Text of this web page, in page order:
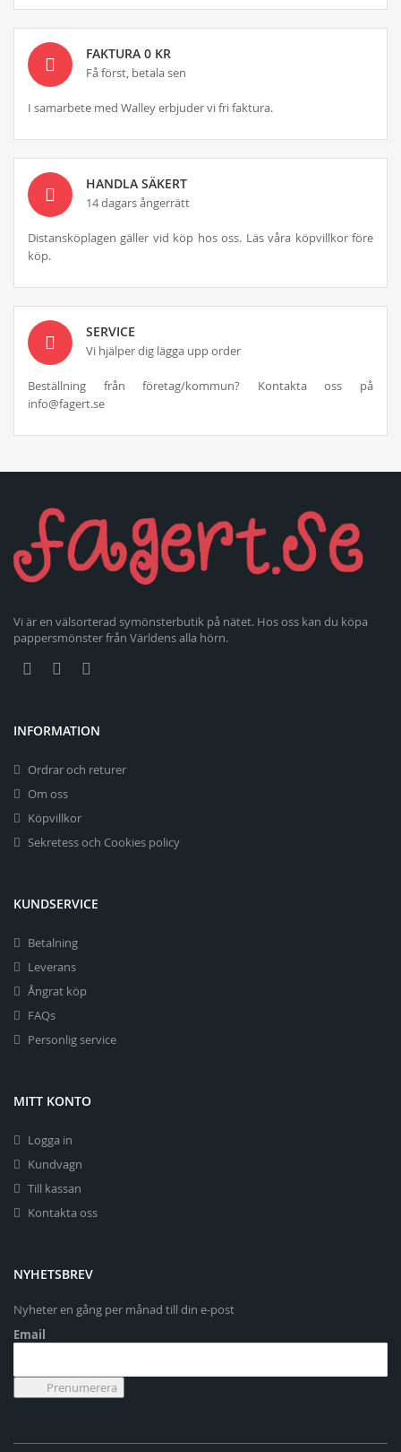
FAKTURA 0 KR
Få först, betala sen
I samarbete med Walley erbjuder vi fri faktura.
HANDLA SÄKERT
14 dagars ångerrätt
Distansköplagen gäller vid köp hos oss. Läs våra köpvillkor före
köp.
SERVICE
Vi hjälper dig lägga upp order
Beställning från företag/kommun? Kontakta oss på
info@fagert.se
Vi är en välsorterad symönsterbutik på nätet. Hos oss kan du köpa
pappersmönster från Världens alla hörn.
INFORMATION
Ordrar och returer
Om oss
Köpvillkor
Sekretess och Cookies policy
KUNDSERVICE
Betalning
Leverans
Ångrat köp
FAQs
Personlig service
MITT KONTO
Logga in
Kundvagn
Till kassan
Kontakta oss
NYHETSBREV
Nyheter en gång per månad till din e-post
Email